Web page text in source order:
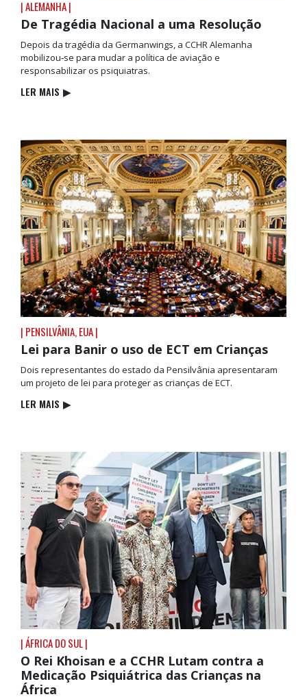
| ALEMANHA |
De Tragédia Nacional a uma Resolução
Depois da tragédia da Germanwings, a CCHR Alemanha
mobilizou‑se para mudar a política de aviação e
responsabilizar os psiquiatras.
LER MAIS ▶
| PENSILVÂNIA, EUA |
Lei para Banir o uso de ECT em Crianças
Dois representantes do estado da Pensilvânia apresentaram
um projeto de lei para proteger as crianças de ECT.
LER MAIS ▶
| ÁFRICA DO SUL |
O Rei Khoisan e a CCHR Lutam contra a
Medicação Psiquiátrica das Crianças na
África